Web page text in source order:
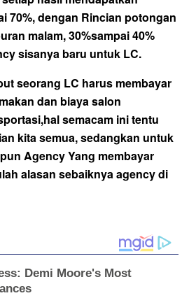
70%, dengan Rincian potongan
malam, 30%sampai 40%
sisanya baru untuk LC.
seorang LC harus membayar
dan biaya salon
semacam ini tentu
kita semua, sedangkan untuk
Agency Yang membayar
alasan sebaiknya agency di